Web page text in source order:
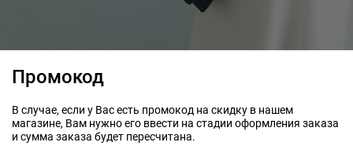
Промокод
В случае, если у Вас есть промокод на скидку в нашем
магазине, Вам нужно его ввести на стадии оформления заказа
и сумма заказа будет пересчитана.